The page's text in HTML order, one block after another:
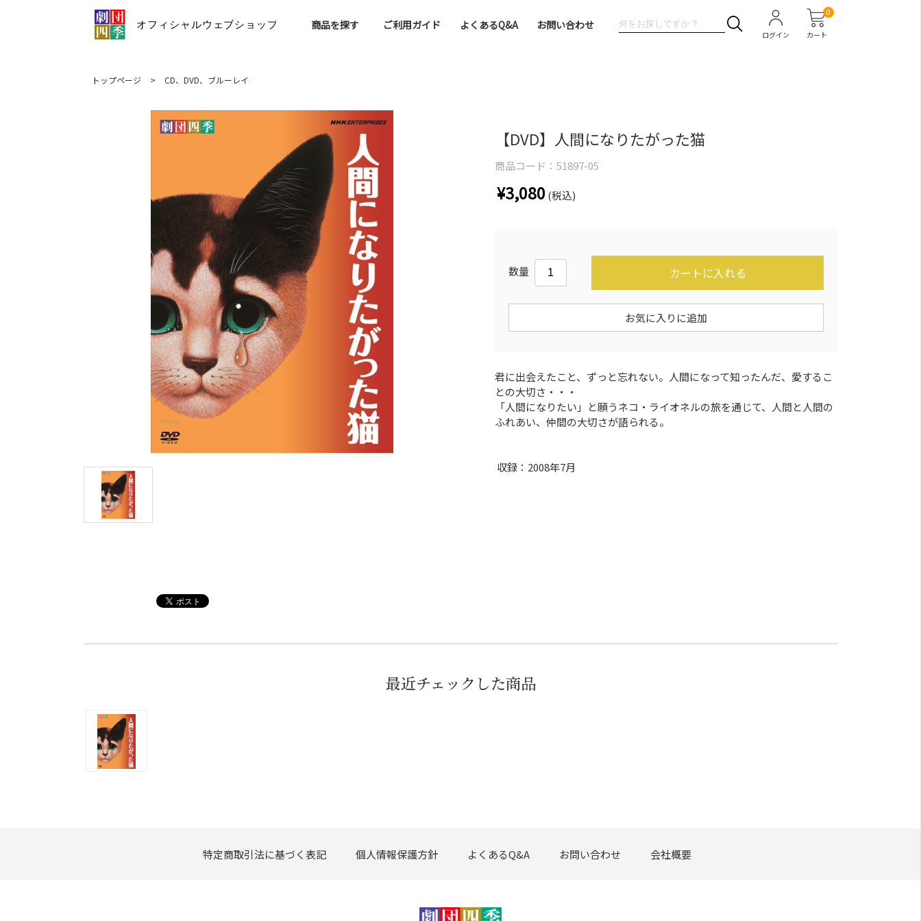
商品を探す ご利用ガイド よくあるQ&A お問い合わせ
カート
0
ログイン
トップページ > CD、DVD、ブルーレイ
【DVD】人間になりたがった猫
商品コード： 51897-05
¥3,080 (税込)
数量 カートに入れる
お気に入りに追加
君に出会えたこと、ずっと忘れない。人間になって知ったんだ、愛するこ
との大切さ・・・
「人間になりたい」と願うネコ・ライオネルの旅を通じて、人間と人間の
ふれあい、仲間の大切さが語られる。
収録：2008年7月
最近チェックした商品
特定商取引法に基づく表記 個人情報保護方針 よくあるQ&A お問い合わせ 会社概要